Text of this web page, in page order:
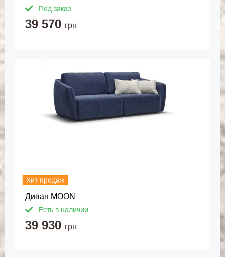
Под заказ
39 570 грн
Хит продаж
Диван MOON
Есть в наличии
39 930 грн